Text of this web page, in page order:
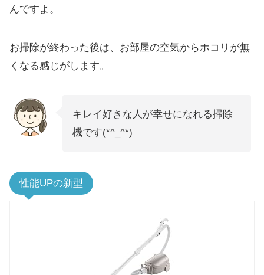
んですよ。
お掃除が終わった後は、お部屋の空気からホコリが無
くなる感じがします。
キレイ好きな人が幸せになれる掃除
機です(*^_^*)
性能UPの新型